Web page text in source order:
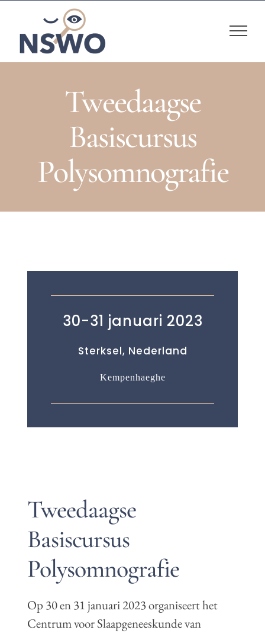
content
Tweedaagse
Basiscursus
Polysomnografie
30-31 januari 2023
Sterksel, Nederland
Kempenhaeghe
Tweedaagse
Basiscursus
Polysomnografie
Op 30 en 31 januari 2023 organiseert het
Centrum voor Slaapgeneeskunde van